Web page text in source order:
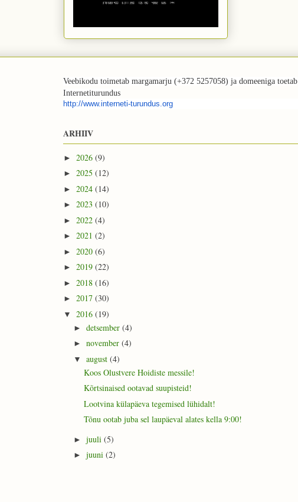
Veebikodu toimetab margamarju (+372 5257058) ja domeeniga toetab
Internetiturundus
http://www.interneti-turundus.org
ARHIIV
► 2026 (9)
► 2025 (12)
► 2024 (14)
► 2023 (10)
► 2022 (4)
► 2021 (2)
► 2020 (6)
► 2019 (22)
► 2018 (16)
► 2017 (30)
▼ 2016 (19)
► detsember (4)
► november (4)
▼ august (4)
Koos Olustvere Hoidiste messile!
Kõrtsinaised ootavad suupisteid!
Lootvina külapäeva tegemised lühidalt!
Tõnu ootab juba sel laupäeval alates kella 9:00!
► juuli (5)
► juuni (2)